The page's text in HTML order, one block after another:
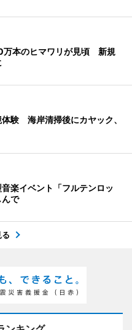
万本のヒマワリが見頃 新規
験 海岸清掃後にカヤック、
楽イベント「フルテンロッ
で
る